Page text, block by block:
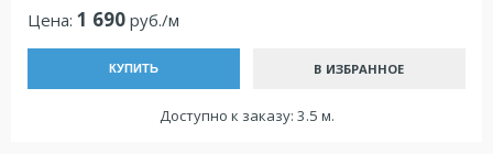
Цена: 1 690 руб./м
КУПИТЬ В ИЗБРАННОЕ
Доступно к заказу: 3.5 м.